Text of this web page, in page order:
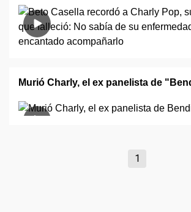
Murió Charly, el ex panelista de
1